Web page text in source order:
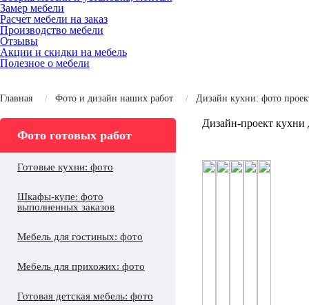
Замер мебели
Расчет мебели на заказ
Производство мебели
Отзывы
Акции и скидки на мебель
Полезное о мебели
Главная Фото и дизайн наших работ Дизайн кухни: фото
Фото готовых работ
Готовые кухни: фото
Шкафы-купе: фото
выполненных заказов
Мебель для гостиных: фото
Мебель для прихожих: фото
Готовая детская мебель: фото
Дизайн-проект